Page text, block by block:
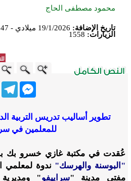
محمود مصطفى الحاج
تاريخ الإضافة: 19/1/2026 ميلادي - 2/8/1447 هجري
الزيارات: 1558
تطوير أساليب تدريس التربية
للمعلمين في
عُقدت في مكتبة غازي خسرو بك
"البوسنة والهرسك" ندوة لمعلمي
مفتي مدينة "سراييفو" ومديرية